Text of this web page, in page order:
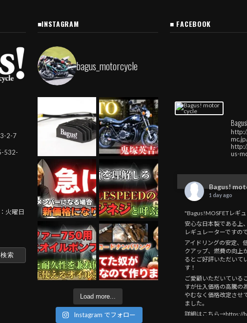
3-2-7
532-
火曜日
■INSTAGRAM
bagus_motorcycle
Load more...
Instagram でフォロー
■ FACEBOOK
us-
Bagus!
1 day ago
"Bagus!MOSFETレギ
安心な日本製である上
レギュレーターですので
アイドリングの安定、
クアップ、燃費の向上
るとご好評いただいて
す！
ご愛顧いただいている
すが仕入価格の高騰の
やむなく価格改定させ
ました。
詳細はこちら→https://